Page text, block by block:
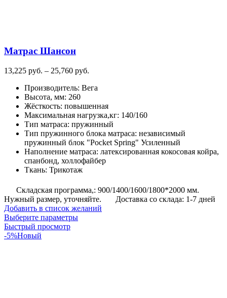
Матрас Шансон
13,225 руб. – 25,760 руб.
13,225
–
25,760
руб.
Производитель: Вега
Высота, мм: 260
Жёсткость: повышенная
Максимальная нагрузка,кг: 140/160
Тип матраса: пружинный
Тип пружинного блока матраса: независимый
пружинный блок "Pocket Spring" Усиленный
Наполнение матраса: латексированная кокосовая койра,
спанбонд, холлофайбер
Ткань: Трикотаж
Складская программа,: 900/1400/1600/1800*2000 мм.
Нужный размер, уточняйте.
Доставка со склада: 1-7 дней
Добавить в список желаний
Выберите параметрыЭтот
Быстрый просмотр
-5%Новый